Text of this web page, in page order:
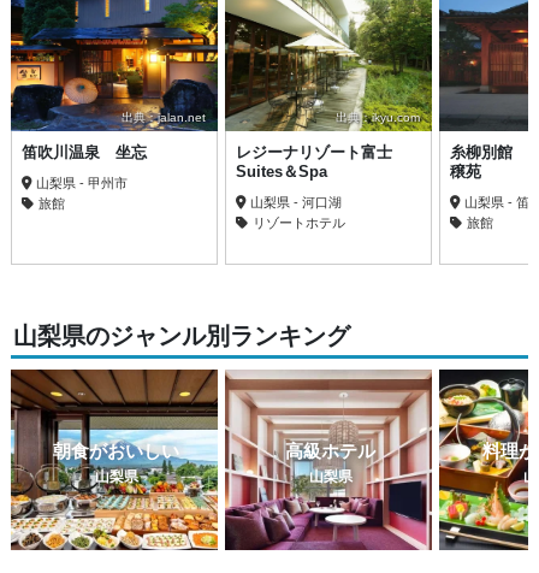
出典：jalan.net
笛吹川温泉 坐忘
山梨県 - 甲州市
旅館
出典：ikyu.com
レジーナリゾート富士
Suites＆Spa
山梨県 - 河口湖
リゾートホテル
糸柳別館
穣苑
山梨県 - 笛
旅館
山梨県のジャンル別ランキング
朝食がおいしい
山梨県
高級ホテル
山梨県
料理